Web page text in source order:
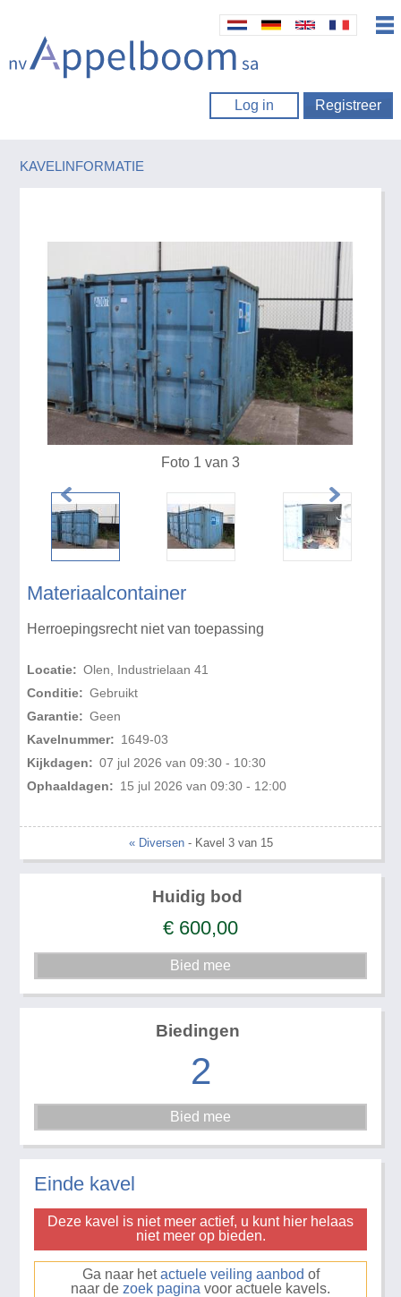
Log in Registreer
KAVELINFORMATIE
Materiaalcontainer
Herroepingsrecht niet van toepassing
Locatie: Olen, Industrielaan 41
Conditie: Gebruikt
Garantie: Geen
Kavelnummer: 1649-03
Kijkdagen: 07 jul 2026 van 09:30 - 10:30
Ophaaldagen: 15 jul 2026 van 09:30 - 12:00
Foto 1 van 3
« Diversen- Kavel 3 van 15
Huidig bod
€ 600,00
Biedingen
2
Einde kavel
Deze kavel is niet meer actief, u kunt hier helaas
niet meer op bieden.
Ga naar hetactuele veiling aanbod of
naar de zoek pagina voor actuele kavels.